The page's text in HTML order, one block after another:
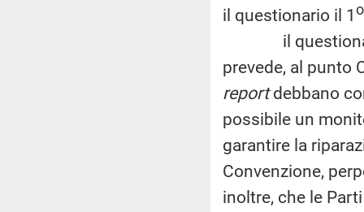
il questionario il 1o
il questionario
prevede, al punto
reportdebbano
possibile un
garantire la
Convenzione,
inoltre, che le